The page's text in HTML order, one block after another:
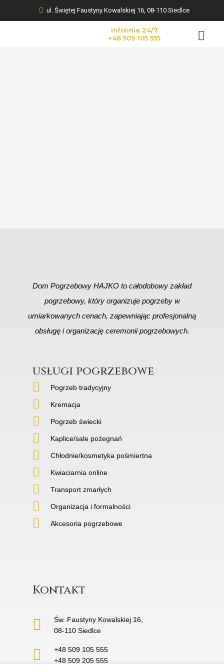
ul. Świętej Faustyny Kowalskiej 16, 08-110 Siedlce
Infolinia 24/7
+48 509 105 555
Dom Pogrzebowy HAJKO to całodobowy zakład
pogrzebowy, który organizuje pogrzeby w
umiarkowanych cenach, zapewniając profesjonalną
obsługę i organizację ceremonii pogrzebowych.
usługi pogrzebowe
Pogrzeb tradycyjny
Kremacja
Pogrzeb świecki
Kaplice/sale pożegnań
Chłodnie/kosmetyka pośmiertna
Kwiaciarnia online
Transport zmarłych
Organizacja i formalności
Akcesoria pogrzebowe
Kontakt
Św. Faustyny Kowalskiej 16,
08-110 Siedlce
+48 509 105 555
+48 509 205 555